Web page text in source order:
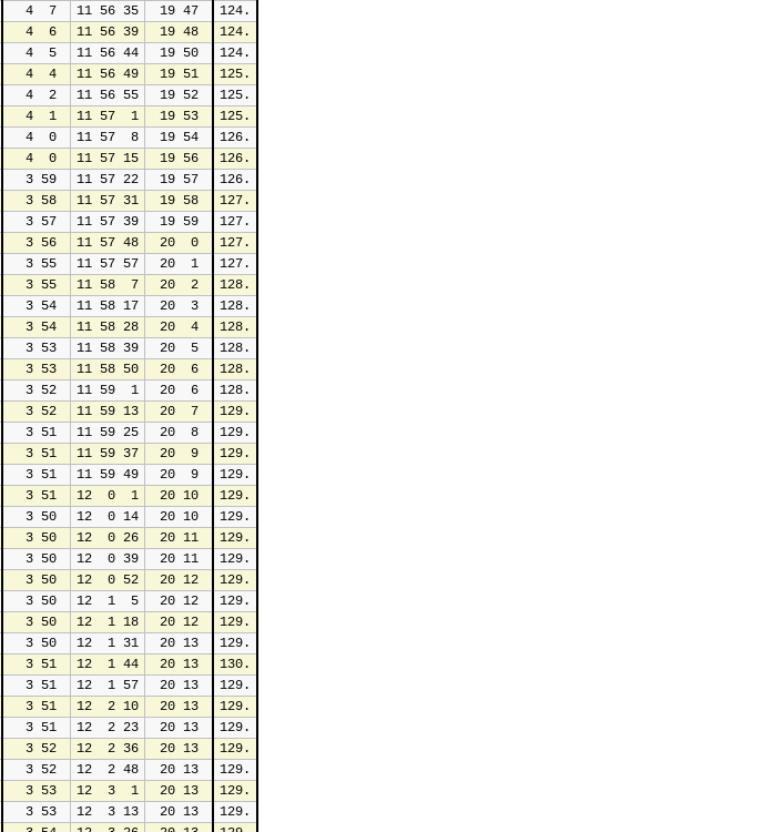
4  7 11 56 35 19 47
124.
4  6 11 56 39 19 48
124.
4  5 11 56 44 19 50
124.
4  4 11 56 49 19 51
125.
4  2 11 56 55 19 52
125.
4  1 11 57  1 19 53
125.
4  0 11 57  8 19 54
126.
4  0 11 57 15 19 56
126.
3 59 11 57 22 19 57
126.
3 58 11 57 31 19 58
127.
3 57 11 57 39 19 59
127.
3 56 11 57 48 20  0
127.
3 55 11 57 57 20  1
127.
3 55 11 58  7 20  2
128.
3 54 11 58 17 20  3
128.
3 54 11 58 28 20  4
128.
3 53 11 58 39 20  5
128.
3 53 11 58 50 20  6
128.
3 52 11 59  1 20  6
128.
3 52 11 59 13 20  7
129.
3 51 11 59 25 20  8
129.
3 51 11 59 37 20  9
129.
3 51 11 59 49 20  9
129.
3 51 12  0  1 20 10
129.
3 50 12  0 14 20 10
129.
3 50 12  0 26 20 11
129.
3 50 12  0 39 20 11
129.
3 50 12  0 52 20 12
129.
3 50 12  1  5 20 12
129.
3 50 12  1 18 20 12
129.
3 50 12  1 31 20 13
129.
3 51 12  1 44 20 13
130.
3 51 12  1 57 20 13
129.
3 51 12  2 10 20 13
129.
3 51 12  2 23 20 13
129.
3 52 12  2 36 20 13
129.
3 52 12  2 48 20 13
129.
3 53 12  3  1 20 13
129.
3 53 12  3 13 20 13
129.